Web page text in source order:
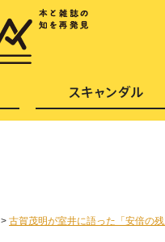
> 古賀茂明が室井に語った「安倍の残